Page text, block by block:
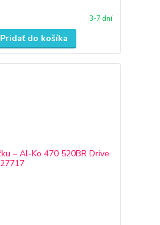
3-7 dní
Pridať do košíka